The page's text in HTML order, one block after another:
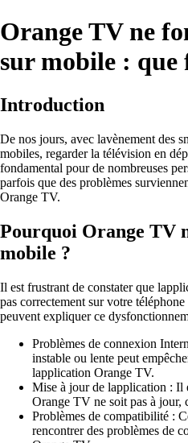
Orange TV ne
sur mobile : que
Introduction
De nos jours, avec lavènement des
mobiles, regarder la télévision en
fondamental pour de nombreuses
parfois que des problèmes
Orange TV.
Pourquoi Orange TV
mobile ?
Il est frustrant de constater que
pas correctement sur votre
peuvent expliquer ce
Problèmes de connexion
instable ou lente peut
lapplication Orange TV.
Mise à jour de lapplication : Il
Orange TV ne soit pas à jour,
Problèmes de compatibilité :
rencontrer des problèmes de